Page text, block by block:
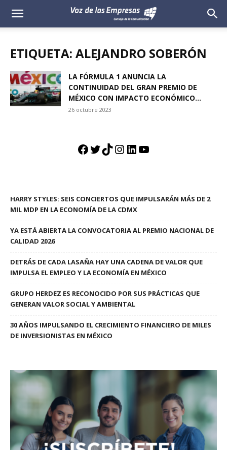
Voz
Empresas
ETIQUETA: ALEJANDRO SOBERÓN
LA FÓRMULA 1 ANUNCIA LA
CONTINUIDAD DEL GRAN PREMIO DE
MÉXICO CON IMPACTO ECONÓMICO...
26 octubre 2023
Facebook
Twitter
TikTok
Instagram
LinkedIn
YouTube
HARRY STYLES: SEIS CONCIERTOS QUE IMPULSARÁN MÁS DE 2
MIL MDP EN LA ECONOMÍA DE LA CDMX
YA ESTÁ ABIERTA LA CONVOCATORIA AL PREMIO NACIONAL DE
CALIDAD 2026
DETRÁS DE CADA LASAÑA HAY UNA CADENA DE VALOR QUE
IMPULSA EL EMPLEO Y LA ECONOMÍA EN MÉXICO
GRUPO HERDEZ ES RECONOCIDO POR SUS PRÁCTICAS QUE
GENERAN VALOR SOCIAL Y AMBIENTAL
30 AÑOS IMPULSANDO EL CRECIMIENTO FINANCIERO DE MILES
DE INVERSIONISTAS EN MÉXICO